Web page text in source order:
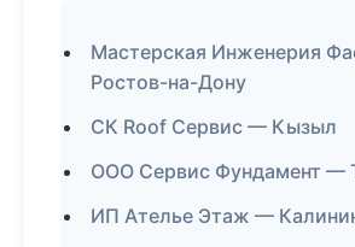
Мастерская Инженерия
Ростов-на-Дону
СК Roof Сервис — Кызыл
ООО Сервис Фундамент —
ИП Ателье Этаж —